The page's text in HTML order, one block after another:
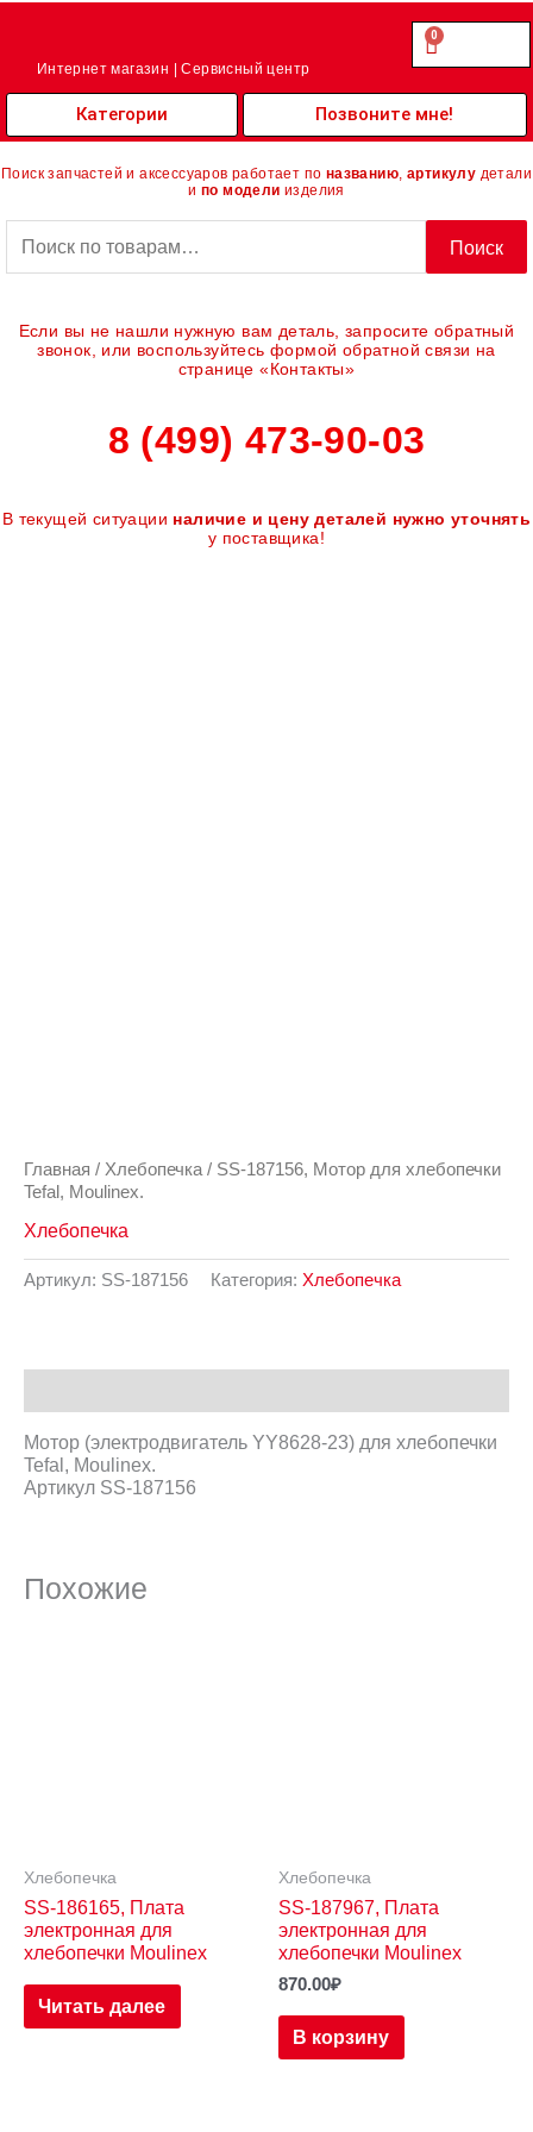
Перейти
Интернет магазин | Сервисный центр
0.00
0
Cart
Категории Позвоните мне!
Поиск запчастей и аксессуаров работает по названию артикулу детали
и по модели изделия
Поиск
Если вы не нашли нужную вам деталь, запросите обратный
звонок, или воспользуйтесь формой обратной связи на
странице «Контакты»
8 (499) 473-90-03
В текущей ситуации наличие и цену деталей нужно уточнять
у поставщика!
Главная / Хлебопечка / SS-187156, Мотор для хлебопечки
Tefal, Moulinex.
Хлебопечка
Артикул: SS-187156 Категория: Хлебопечка
Мотор (электродвигатель YY8628-23) для хлебопечки
Tefal, Moulinex.
Артикул SS-187156
Похожие
Хлебопечка
SS-186165, Плата
электронная для
хлебопечки Moulinex
Читать далее
Хлебопечка
SS-187967, Плата
электронная для
хлебопечки Moulinex
870.00₽
В корзину